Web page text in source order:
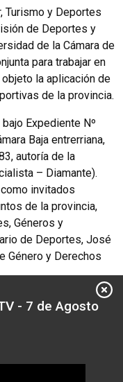
Turismo y Deportes
de Deportes y
de la Cámara de
para trabajar en
la aplicación de
de la provincia.
Expediente Nº
Baja entrerriana,
autoría de la
– Diamante).
invitados
de la provincia,
Géneros y
de Deportes, José
Género y Derechos
- 7 de Agosto